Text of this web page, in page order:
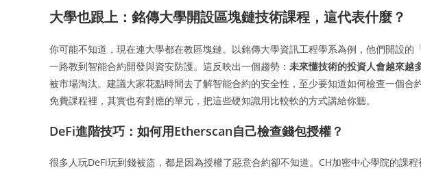
大學也跟上：銘傳大學開設區塊鏈技術課程，這代表什麼？
你可能不知道，現在連大學都在教區塊鏈。以銘傳大學資訊工程學系為例，他們開設
一路教到智能合約開發與資安防護。這反映出一個趨勢： 未來懂技術的投資人會越來越
被市場淘汰。建議大家花點時間去了解智能合約的安全性，至少要知道如何檢查一個合
免費課程裡，其實也有對應的單元，把這些硬知識用比較軟的方式講給你聽。
DeFi進階技巧：如何用Etherscan自己檢查錢包授權？
很多人玩DeFi玩到錢被盜，都是因為授權了惡意合約卻不知道。CH加密中心學院的課